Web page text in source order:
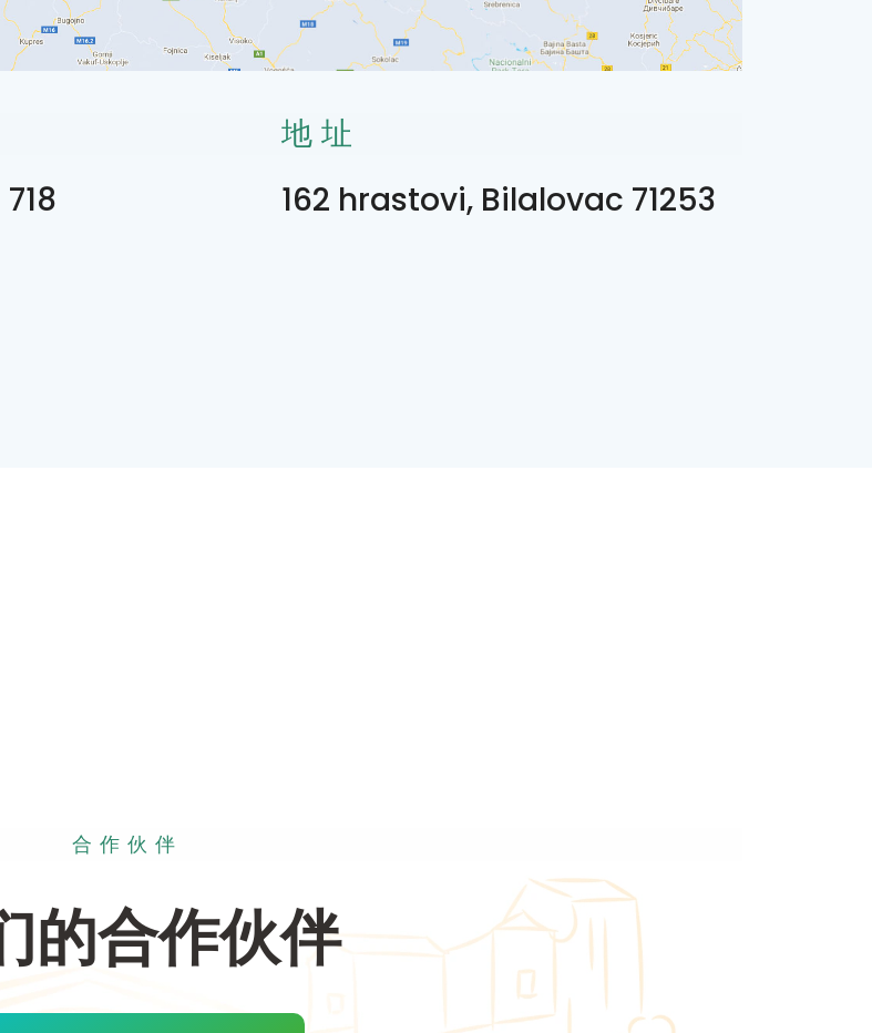
地址
162 hrastovi, Bilalovac 71253
合作伙伴
的合作伙伴